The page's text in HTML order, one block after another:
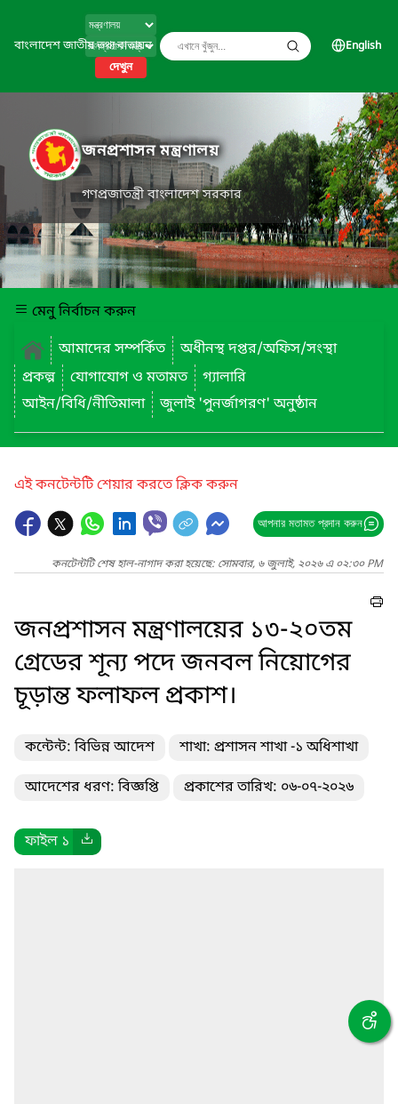
বাংলাদেশ জাতীয় তথ্য বাতায়ন
দেখুন
English
জনপ্রশাসন মন্ত্রণালয়
গণপ্রজাতন্ত্রী বাংলাদেশ সরকার
মেনু নির্বাচন করুন
আমাদের সম্পর্কিত
অধীনস্থ দপ্তর/অফিস/সংস্থা
প্রকল্প
যোগাযোগ ও মতামত
গ্যালারি
আইন/বিধি/নীতিমালা
জুলাই 'পুনর্জাগরণ' অনুষ্ঠান
এই কনটেন্টটি শেয়ার করতে ক্লিক করুন
আপনার মতামত প্রদান করুন
কনটেন্টটি শেষ হাল-নাগাদ করা হয়েছে: সোমবার, ৬ জুলাই, ২০২৬ এ ০২:৩০ PM
জনপ্রশাসন মন্ত্রণালয়ের ১৩-২০তম
গ্রেডের শূন্য পদে জনবল নিয়োগের
চূড়ান্ত ফলাফল প্রকাশ।
কন্টেন্ট: বিভিন্ন আদেশ শাখা: প্রশাসন শাখা -১ অধিশাখা
আদেশের ধরণ: বিজ্ঞপ্তি প্রকাশের তারিখ: ০৬-০৭-২০২৬
ফাইল ১